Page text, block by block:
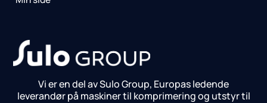
Vi er en del av Sulo Group, Europas ledende
leverandør på maskiner til komprimering og utstyr til